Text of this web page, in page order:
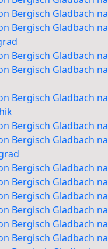
Bergisch Gladbach
Bergisch Gladbach
Bergisch Gladbach
Bergisch Gladbach
Bergisch Gladbach
Bergisch Gladbach
Bergisch Gladbach
Bergisch Gladbach
Bergisch Gladbach
Bergisch Gladbach
Bergisch Gladbach
Bergisch Gladbach
Bergisch Gladbach